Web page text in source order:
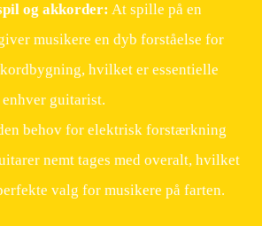
og akkorder: At spille på en
musikere en dyb forståelse for
hvilket er essentielle
guitarist.
behov for elektrisk forstærkning
nemt tages med overalt, hvilket
valg for musikere på farten.